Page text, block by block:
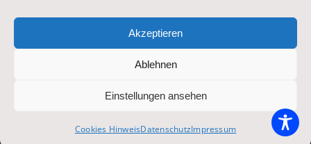
Akzeptieren
Ablehnen
Einstellungen ansehen
Cookies HinweisDatenschutzImpressum
Zur Hauptseite